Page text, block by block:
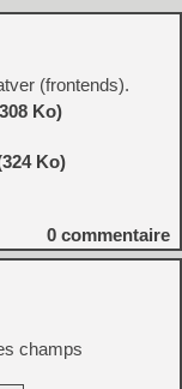
(frontends).
Ko)
Ko)
0 commentaire
champs